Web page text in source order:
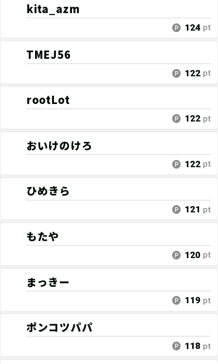
kita_azm
124 pt
TMEJ56
122 pt
rootLot
122 pt
おいけのけろ
122 pt
ひめきら
121 pt
もたや
120 pt
まっきー
119 pt
ポンコツパパ
118 pt